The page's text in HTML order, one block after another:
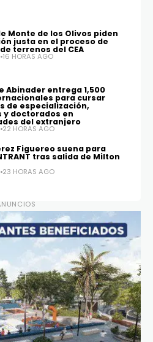
Monte de los Olivos piden
justa en el proceso de
terrenos del CEA
16 HORAS AGO
Abinader entrega 1,500
para cursar
de especialización,
y doctorados en
del extranjero
22 HORAS AGO
Figuereo suena para
tras salida de Milton
23 HORAS AGO